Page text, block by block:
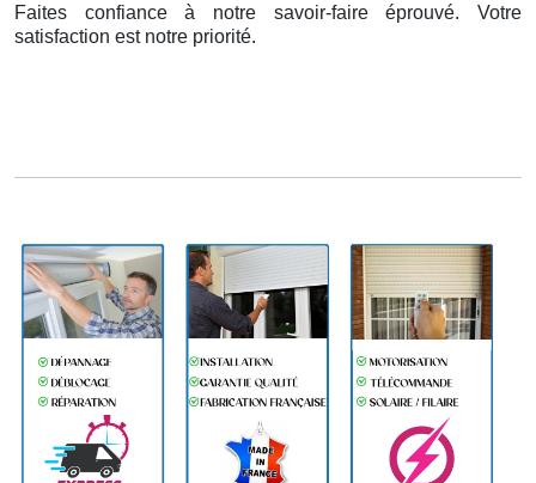
Faites confiance à notre savoir-faire éprouvé. Votre
satisfaction est notre priorité.